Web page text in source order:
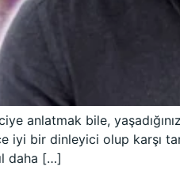
anlatmak bile,
iyi bir dinleyici olup karşı
daha […]